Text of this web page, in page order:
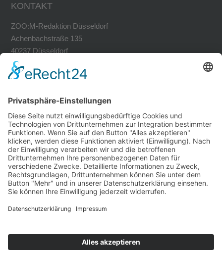
KONTAKT
ZOO:M-Redaktion Düsseldorf
Achenbachstraße 135
40237 Düsseldorf
Tel. 0211-30200741
Fax 0211-30200749
RECHTLICHES
Impressum
Datenschutz
Datenschutz Social Networks
Mediadaten